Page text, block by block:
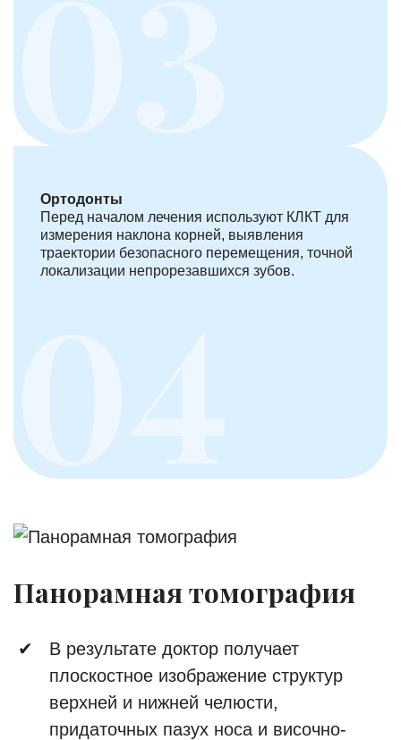
Ортодонты
Перед началом лечения используют КЛКТ для
измерения наклона корней, выявления
траектории безопасного перемещения, точной
локализации непрорезавшихся зубов.
Панорамная томография
В результате доктор получает
плоскостное изображение структур
верхней и нижней челюсти,
придаточных пазух носа и височно-